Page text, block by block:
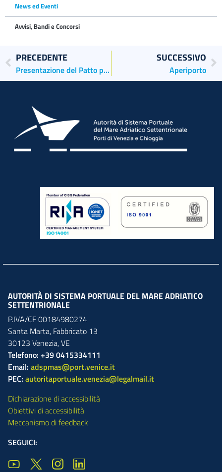
News ed Eventi
Avvisi, Bandi e Concorsi
PRECEDENTE
Presentazione del Patto per lo Sviluppo del Sistema Logistico Veneto a Monaco di Baviera
SUCCESSIVO
Aperiporto
AUTORITÀ DI SISTEMA PORTUALE DEL MARE ADRIATICO
SETTENTRIONALE
P.IVA/CF 00184980274
Santa Marta, Fabbricato 13
30123 Venezia,VE
Telefono: +39 0415334111
Email: adspmas@port.venice.it
PEC: autoritaportuale.venezia@legalmail.it
Dichiarazione di accessibilità
Obiettivi di accessibilità
Meccanismo di feedback
SEGUICI: